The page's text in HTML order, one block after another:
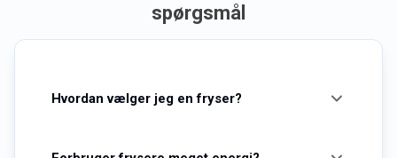
spørgsmål
Hvordan vælger jeg en fryser?